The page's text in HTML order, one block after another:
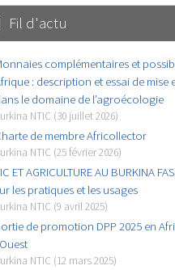
Fil d'actu
complémentaires et
: description et essai de
le domaine de l’agroécologie
NTIC (30 juillet 2026)
de membre Africollector
NTIC (25 février 2026)
ET AGRICULTURE AU BURKINA
les pratiques et les usages
NTIC (9 avril 2025)
de promotion DPP 2025 en
NTIC (12 mars 2025)